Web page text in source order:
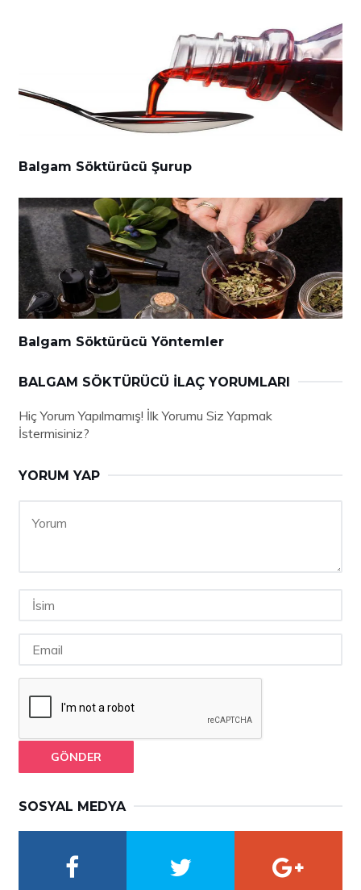
Balgam Söktürücü Şurup
Balgam Söktürücü Yöntemler
BALGAM SÖKTÜRÜCÜ İLAÇ YORUMLARI
Hiç Yorum Yapılmamış! İlk Yorumu Siz Yapmak
İstermisiniz?
YORUM YAP
GÖNDER
SOSYAL MEDYA